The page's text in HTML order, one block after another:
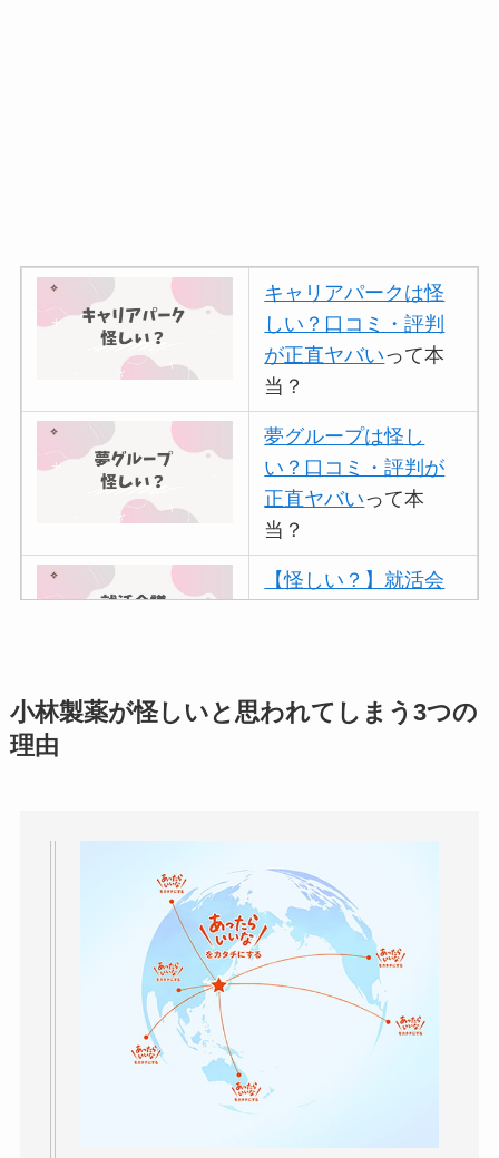
キャリアパークは怪
しい？口コミ・評判
が正直ヤバいって本
当？
夢グループは怪し
い？口コミ・評判が
正直ヤバいって本
当？
【怪しい？】就活会
アトムクリニックは
ータバンクの口コ
ミ・評判は実際ど
う？
【怪しい？】セルプ
ロモート株式会社の
どう？
小林製薬が怪しいと思われてしまう3つの
理由